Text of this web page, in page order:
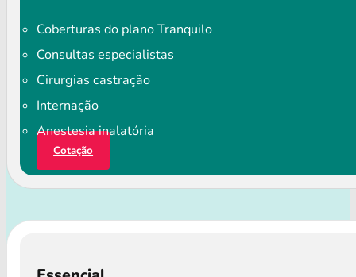
Coberturas do plano Tranquilo
Consultas especialistas
Cirurgias castração
Internação
Anestesia inalatória
Cotação